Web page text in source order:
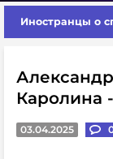
Иностранцы о
Каролина
03.04.2025